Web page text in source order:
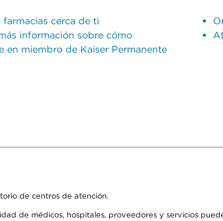
farmacias cerca de ti
información sobre cómo
en miembro de Kaiser Permanente
de centros de atención.
de médicos, hospitales, proveedores y servicios